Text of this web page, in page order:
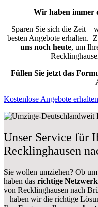
Wir haben immer
Sparen Sie sich die Zeit –
besten Angebote erhalten.
uns noch heute, um
Füllen Sie jetzt das
Kostenlose Angebote erhalten
Unser Service für
Recklinghausen
Sie wollen umziehen? Ob
haben das richtige Netzwerk
von Recklinghausen nach
– haben wir die richtige